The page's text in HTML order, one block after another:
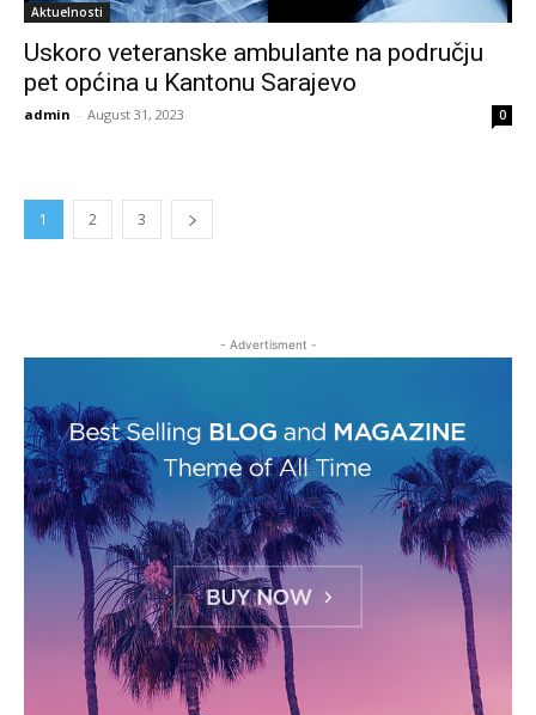
Aktuelnosti
Uskoro veteranske ambulante na području
pet općina u Kantonu Sarajevo
admin - August 31, 2023 0
1 2 3
- Advertisment -